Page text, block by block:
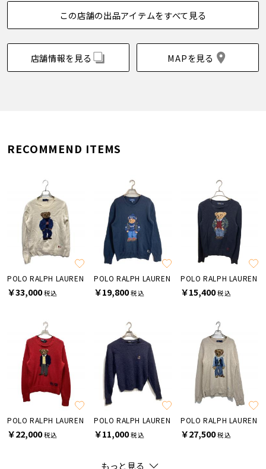
この店舗の出品アイテムをすべて見る
店舗情報を見る MAPを見る
RECOMMEND ITEMS
POLO RALPH LAUREN
￥33,000税込
POLO RALPH LAUREN
￥19,800税込
POLO RALPH LAUREN
￥15,400税込
POLO RALPH LAUREN
￥22,000税込
POLO RALPH LAUREN
￥11,000税込
POLO RALPH LAUREN
￥27,500税込
もっと見る